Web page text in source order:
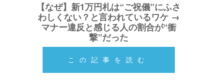
【なぜ】新1万円札は“ご祝儀”にふさ
わしくない？と言われているワケ →
マナー違反と感じる人の割合が“衝
撃”だった
この記事を読む